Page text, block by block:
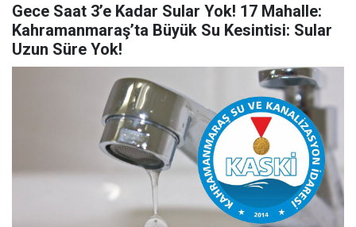
Gece Saat 3’e Kadar Sular Yok! 17 Mahalle:
Kahramanmaraş’ta Büyük Su Kesintisi: Sular
Uzun Süre Yok!